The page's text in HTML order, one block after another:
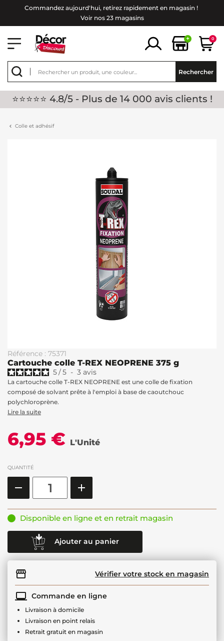
Commandez aujourd'hui, retirez rapidement en magasin !
Voir nos 23 magasins
+ 0
Rechercher
⭐⭐⭐⭐⭐ 4.8/5 - Plus de 14 000 avis clients !
Colle et adhésif
Référence : 75371
Cartouche colle T-REX NEOPRENE 375 g
5/5 - 3 avis
La cartouche colle T-REX NEOPRENE est une colle de fixation
composé de solvant prête à l'emploi à base de caoutchouc
polychloroprène.
Lire la suite
6,95 € L'Unité
QUANTITÉ
Disponible en ligne et en retrait magasin
Ajouter au panier
Vérifier votre stock en magasin
Commande en ligne
Livraison à domicile
Livraison en point relais
Retrait gratuit en magasin